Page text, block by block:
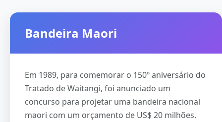
Bandeira Maori
Em 1989, para comemorar o 150º aniversário do
Tratado de Waitangi, foi anunciado um
concurso para projetar uma bandeira nacional
maori com um orçamento de US$ 20 milhões.